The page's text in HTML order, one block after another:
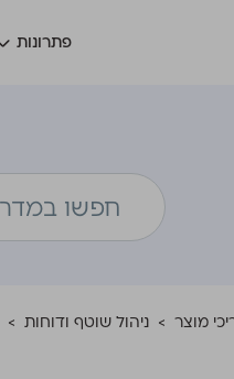
פתרונות
מוצר > ניהול שוטף ודוחות >